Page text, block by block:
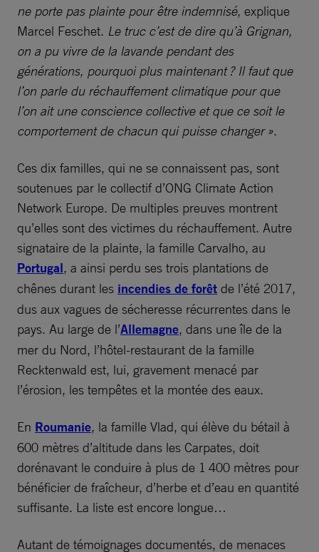
ne porte pas plainte pour être indemnisé, explique
Marcel Feschet. Le truc c’est de dire qu’à Grignan,
on a pu vivre de la lavande pendant des
générations, pourquoi plus maintenant ? Il faut que
l’on parle du réchauffement climatique pour que
l’on ait une conscience collective et que ce soit le
comportement de chacun qui puisse changer ».
Ces dix familles, qui ne se connaissent pas, sont
soutenues par le collectif d’ONG Climate Action
Network Europe. De multiples preuves montrent
qu’elles sont des victimes du réchauffement. Autre
signataire de la plainte, la famille Carvalho, au
Portugal, a ainsi perdu ses trois plantations de
chênes durant les incendies de forêt de l’été 2017,
dus aux vagues de sécheresse récurrentes dans le
pays. Au large de l’Allemagne, dans une île de la
mer du Nord, l’hôtel-restaurant de la famille
Recktenwald est, lui, gravement menacé par
l’érosion, les tempêtes et la montée des eaux.
En Roumanie, la famille Vlad, qui élève du bétail à
600 mètres d’altitude dans les Carpates, doit
dorénavant le conduire à plus de 1 400 mètres pour
bénéficier de fraîcheur, d’herbe et d’eau en quantité
suffisante. La liste est encore longue…
Autant de témoignages documentés, de menaces